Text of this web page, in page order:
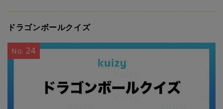
ドラゴンボールクイズ
No. 24